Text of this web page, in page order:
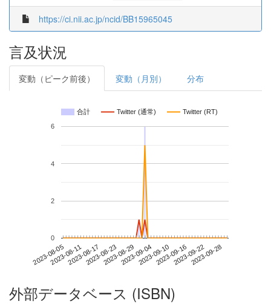
https://ci.nii.ac.jp/ncid/BB15965045
言及状況
変動（ピーク前後） 変動（月別） 分布
合計 Twitter (通常) Twitter (RT)
2023-08-052023-08-112023-08-172023-08-232023-08-292023-09-042023-09-102023-09-162023-09-222023-09-28
0
2
4
6
外部データベース (ISBN)